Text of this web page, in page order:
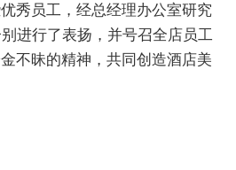
秀员工，经总经理办公室研究
进行了表扬，并号召全店员工
不昧的精神，共同创造酒店美